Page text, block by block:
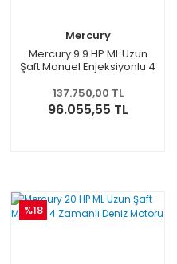
Mercury
Mercury 9.9 HP ML Uzun
Şaft Manuel Enjeksiyonlu 4
137.750,00 TL
96.055,55 TL
%18